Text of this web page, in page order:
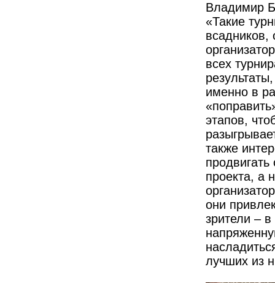
Владимир
«Такие
всадников,
всех
именно в
этапов,
также
проекта, а
они
зрители –
лучших из